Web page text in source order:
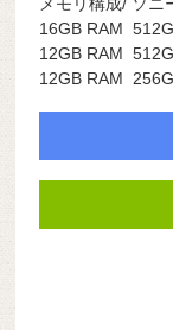
メモリ構成/ ソニ
16GB RAM
12GB RAM
12GB RAM